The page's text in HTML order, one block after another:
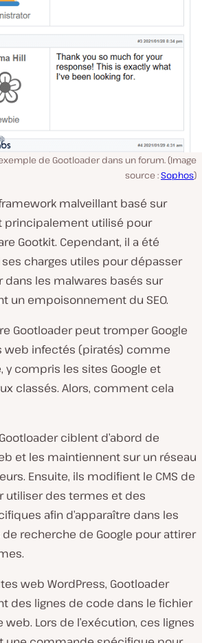
de Gootloader dans un forum. (Image
source :Sophos)
malveillant basé sur
principalement utilisé pour
Gootkit. Cependant, il a été
charges utiles pour dépasser
dans les malwares basés sur
un empoisonnement du SEO.
Gootloader peut tromper Google
web infectés (piratés) comme
y compris les sites Google et
classés. Alors, comment cela
ciblent d’abord de
et les maintiennent sur un réseau
Ensuite, ils modifient le CMS de
utiliser des termes et des
afin d’apparaître dans les
recherche de Google pour attirer
web WordPress, Gootloader
des lignes de code dans le fichier
web. Lors de l’exécution, ces lignes